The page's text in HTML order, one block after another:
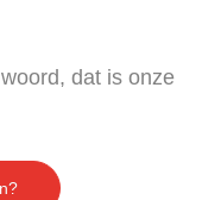
dat is onze